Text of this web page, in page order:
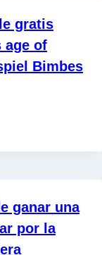
gratis
age of
Bimbes
ganar una
por la